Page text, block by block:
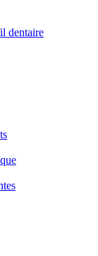
dentaire